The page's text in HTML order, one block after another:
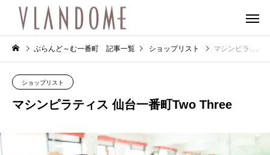
ぶらんど～む一番町 記事一覧 ショップリスト マシンピラティス 仙台一番町Two Three
ショップリスト
マシンピラティス 仙台一番町Two Three